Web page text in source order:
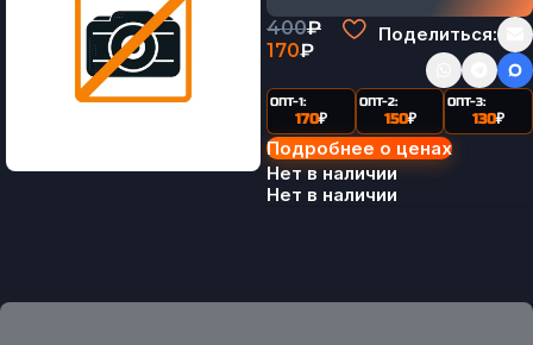
400₽
170₽
Поделиться:
ОПТ-1:
170₽
ОПТ-2:
150₽
ОПТ-3:
130₽
Подробнее о ценах
Нет в наличии
Нет в наличии